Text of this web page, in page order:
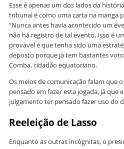
Esse é apenas um dos lados da
tribunal é como uma carta na manga
“Nunca antes havia acontecido um
não há registro de tal evento. Isso é
provável é que tenha sido uma
deposto porque já tem bastantes
Comba, cidadão equatoriano.
Os meios de comunicação falam que
pensado em fazer esta jogada, já que
julgamento ter pensado fazer uso do
Reeleição de Lasso
Enquanto as outras incógnitas, o